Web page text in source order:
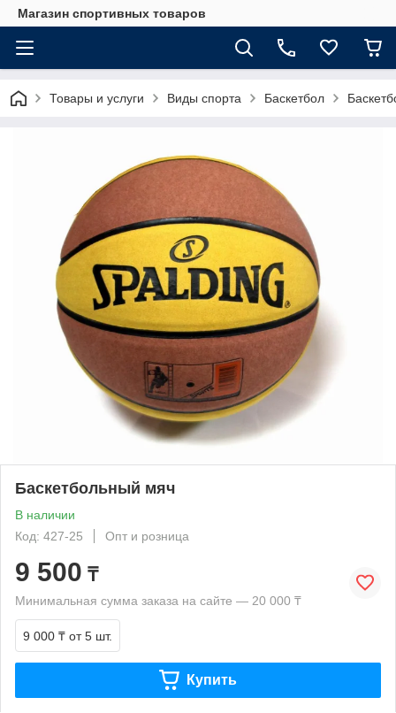
Магазин спортивных товаров
Товары и услуги Виды спорта Баскетбол
Баскетбольный мяч
В наличии
Код: 427-25
Опт и розница
9 500 ₸
Минимальная сумма заказа на сайте — 20 000 ₸
9 000 ₸ от 5 шт.
Купить